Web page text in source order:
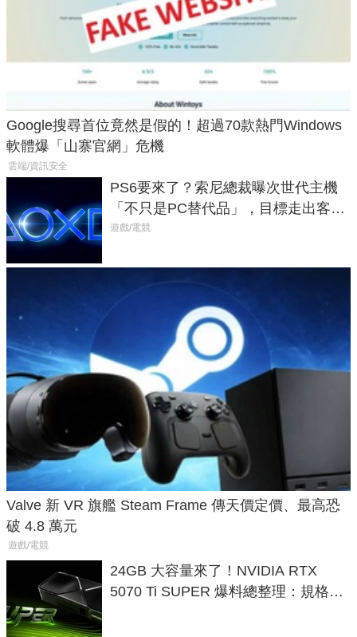
Google搜尋首位竟然是假的！超過70款熱門Windows
軟體爆「山寨官網」危機
雲端/資訊安全
PS6要來了？索尼總裁曝次世代主機
「不只是PC替代品」，目標走出客
廳、進軍電競桌面
遊戲/電競
Valve 新 VR 旗艦 Steam Frame 傳天價定價、最高恐
破 4.8 萬元
遊戲/電競
24GB 大容量來了！NVIDIA RTX
5070 Ti SUPER 爆料總整理：規格、